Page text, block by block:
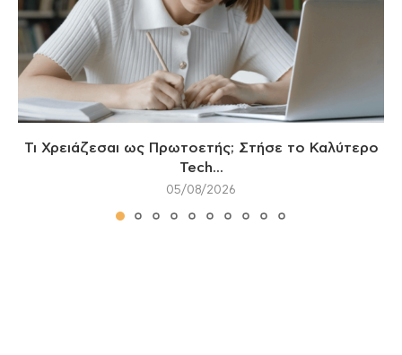
Τι Χρειάζεσαι ως Πρωτοετής; Στήσε το Καλύτερο
Tech...
05/08/2026